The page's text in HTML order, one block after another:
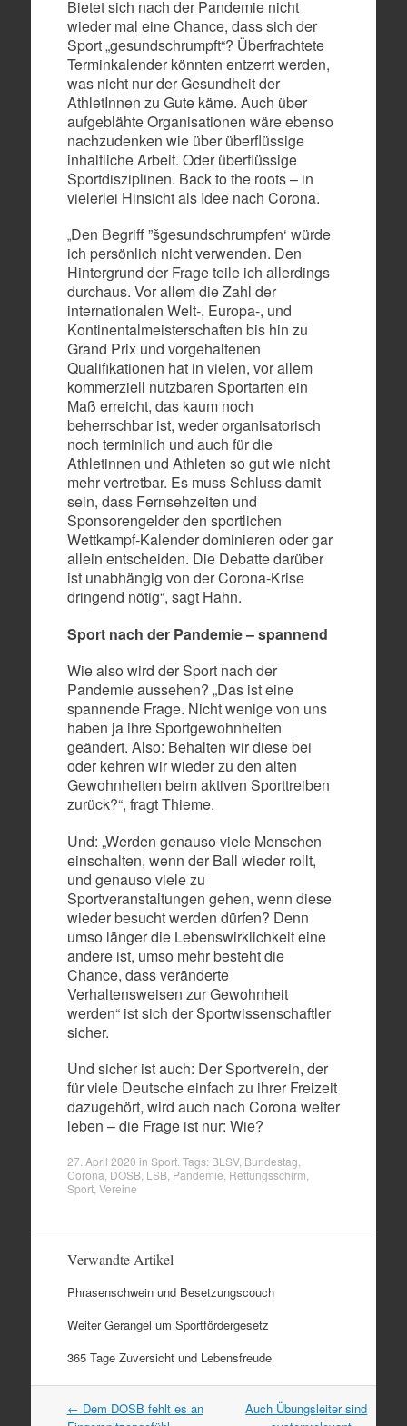
Bietet sich nach der Pandemie nicht
wieder mal eine Chance, dass sich der
Sport „gesundschrumpft“? Überfrachtete
Terminkalender könnten entzerrt werden,
was nicht nur der Gesundheit der
AthletInnen zu Gute käme. Auch über
aufgeblähte Organisationen wäre ebenso
nachzudenken wie über überflüssige
inhaltliche Arbeit. Oder überflüssige
Sportdisziplinen. Back to the roots – in
vielerlei Hinsicht als Idee nach Corona.
„Den Begriff ”šgesundschrumpfen‘ würde
ich persönlich nicht verwenden. Den
Hintergrund der Frage teile ich allerdings
durchaus. Vor allem die Zahl der
internationalen Welt-, Europa-, und
Kontinentalmeisterschaften bis hin zu
Grand Prix und vorgehaltenen
Qualifikationen hat in vielen, vor allem
kommerziell nutzbaren Sportarten ein
Maß erreicht, das kaum noch
beherrschbar ist, weder organisatorisch
noch terminlich und auch für die
Athletinnen und Athleten so gut wie nicht
mehr vertretbar. Es muss Schluss damit
sein, dass Fernsehzeiten und
Sponsorengelder den sportlichen
Wettkampf-Kalender dominieren oder gar
allein entscheiden. Die Debatte darüber
ist unabhängig von der Corona-Krise
dringend nötig“, sagt Hahn.
Sport nach der Pandemie – spannend
Wie also wird der Sport nach der
Pandemie aussehen? „Das ist eine
spannende Frage. Nicht wenige von uns
haben ja ihre Sportgewohnheiten
geändert. Also: Behalten wir diese bei
oder kehren wir wieder zu den alten
Gewohnheiten beim aktiven Sporttreiben
zurück?“, fragt Thieme.
Und: „Werden genauso viele Menschen
einschalten, wenn der Ball wieder rollt,
und genauso viele zu
Sportveranstaltungen gehen, wenn diese
wieder besucht werden dürfen? Denn
umso länger die Lebenswirklichkeit eine
andere ist, umso mehr besteht die
Chance, dass veränderte
Verhaltensweisen zur Gewohnheit
werden“ ist sich der Sportwissenschaftler
sicher.
Und sicher ist auch: Der Sportverein, der
für viele Deutsche einfach zu ihrer Freizeit
dazugehört, wird auch nach Corona weiter
leben – die Frage ist nur: Wie?
27. April 2020 in Sport. Tags: BLSV, Bundestag
Corona DOSB, LSB, Pandemie Rettungsschirm
Sport, Vereine
Verwandte Artikel
Phrasenschwein und Besetzungscouch
Weiter Gerangel um Sportfördergesetz
365 Tage Zuversicht und Lebensfreude
Artikel
← Dem DOSB fehlt es an
Auch Übungsleiter sind